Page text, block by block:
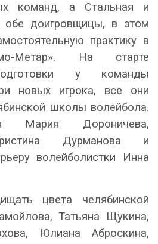
команд, а Стальная и
обе доигровщицы, в этом
практику в
Метар». На старте
у команды
новых игрока, все они
школы волейбола.
Мария Дороничева,
Дурманова и
волейболистки Инна
цвета челябинской
Татьяна Щукина,
Юлиана Аброскина,